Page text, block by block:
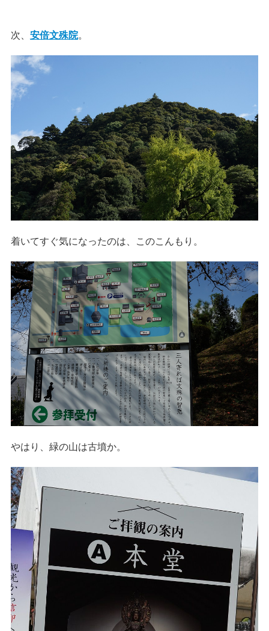
次、 安倍文殊院。
着いてすぐ気になったのは、このこんもり。
やはり、緑の山は古墳か。